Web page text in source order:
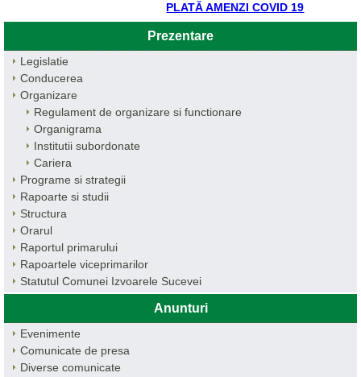
PLATĂ AMENZI COVID 19
Prezentare
Legislatie
Conducerea
Organizare
Regulament de organizare si functionare
Organigrama
Institutii subordonate
Cariera
Programe si strategii
Rapoarte si studii
Structura
Orarul
Raportul primarului
Rapoartele viceprimarilor
Statutul Comunei Izvoarele Sucevei
Anunturi
Evenimente
Comunicate de presa
Diverse comunicate